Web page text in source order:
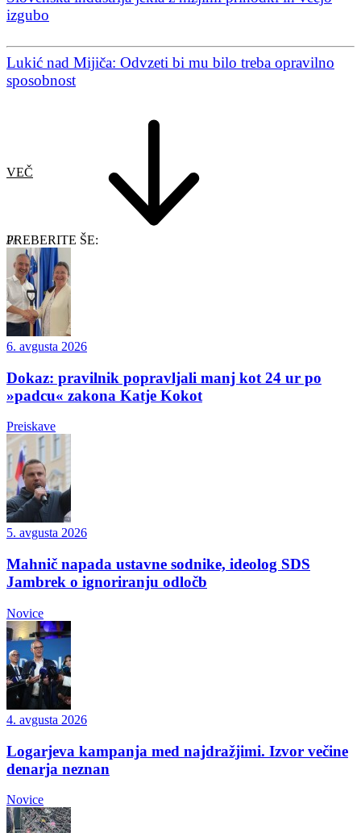
izgubo
Lukić nad Mijiča: Odvzeti bi mu bilo treba opravilno
sposobnost
VEČ
PREBERITE ŠE:
6. avgusta 2026
Dokaz: pravilnik popravljali manj kot 24 ur po
»padcu« zakona Katje Kokot
Preiskave
5. avgusta 2026
Mahnič napada ustavne sodnike, ideolog SDS
Jambrek o ignoriranju odločb
Novice
4. avgusta 2026
Logarjeva kampanja med najdražjimi. Izvor večine
denarja neznan
Novice